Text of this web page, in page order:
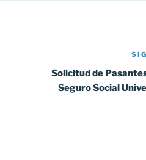
Solicitud de
Seguro Social